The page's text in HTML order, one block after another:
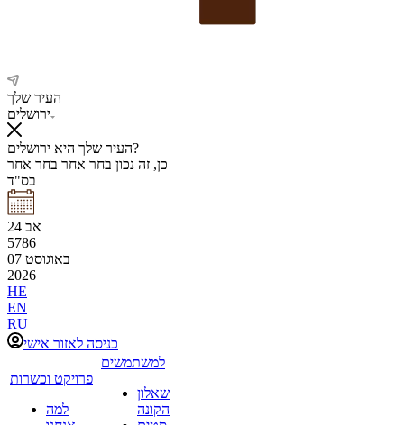
העיר שלך
ירושלים
העיר שלך היא ירושלים?
כן, זה נכון בחר אחר בחר אחר
בס"ד
24 אב
5786
07 באוגוסט
2026
HE
EN
RU
כניסה לאזור אישי
פרויקט וכשרות
למה
למשתמשים
שאלון
הקונה